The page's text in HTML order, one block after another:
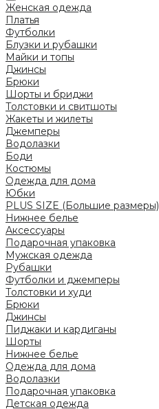
Женская одежда
Платья
Футболки
Блузки и рубашки
Майки и топы
Джинсы
Брюки
Шорты и бриджи
Толстовки и свитшоты
Жакеты и жилеты
Джемперы
Водолазки
Боди
Костюмы
Одежда для дома
Юбки
PLUS SIZE (Большие размеры)
Нижнее белье
Аксессуары
Подарочная упаковка
Мужская одежда
Рубашки
Футболки и джемперы
Толстовки и худи
Брюки
Джинсы
Пиджаки и кардиганы
Шорты
Нижнее белье
Одежда для дома
Водолазки
Подарочная упаковка
Детская одежда